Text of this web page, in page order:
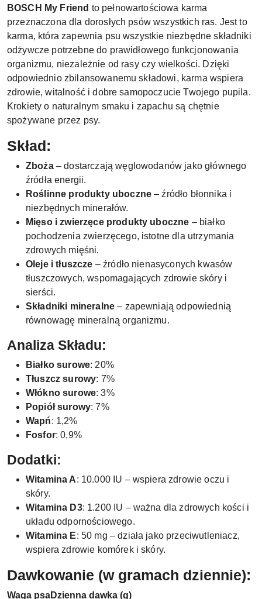
BOSCH My Friend to pełnowartościowa karma
przeznaczona dla dorosłych psów wszystkich ras. Jest to
karma, która zapewnia psu wszystkie niezbędne składniki
odżywcze potrzebne do prawidłowego funkcjonowania
organizmu, niezależnie od rasy czy wielkości. Dzięki
odpowiednio zbilansowanemu składowi, karma wspiera
zdrowie, witalność i dobre samopoczucie Twojego pupila.
Krokiety o naturalnym smaku i zapachu są chętnie
spożywane przez psy.
Skład:
Zboża– dostarczają węglowodanów jako głównego
źródła energii.
Roślinne produkty uboczne – źródło błonnika i
niezbędnych minerałów.
Mięso i zwierzęce produkty uboczne – białko
pochodzenia zwierzęcego, istotne dla utrzymania
zdrowych mięśni.
Oleje i tłuszcze – źródło nienasyconych kwasów
tłuszczowych, wspomagających zdrowie skóry i
sierści.
Składniki mineralne – zapewniają odpowiednią
równowagę mineralną organizmu.
Analiza Składu:
Białko surowe: 20%
Tłuszcz surowy: 7%
Włókno surowe: 3%
Popiół surowy: 7%
Wapń: 1,2%
Fosfor: 0,9%
Dodatki:
Witamina A: 10.000 IU – wspiera zdrowie oczu i
skóry.
Witamina D3: 1.200 IU – ważna dla zdrowych kości i
układu odpornościowego.
Witamina E: 50 mg – działa jako przeciwutleniacz,
wspiera zdrowie komórek i skóry.
Dawkowanie (w gramach dziennie):
Waga psaDzienna dawka (g)